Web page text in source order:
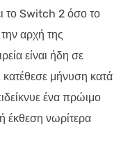
το Switch 2 όσο το
αρχή της
είναι ήδη σε
μήνυση κατά
ένα πρώιμο
έκθεση νωρίτερα